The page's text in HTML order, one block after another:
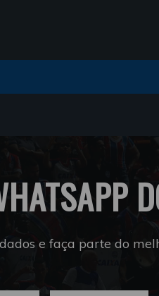
e faça parte do